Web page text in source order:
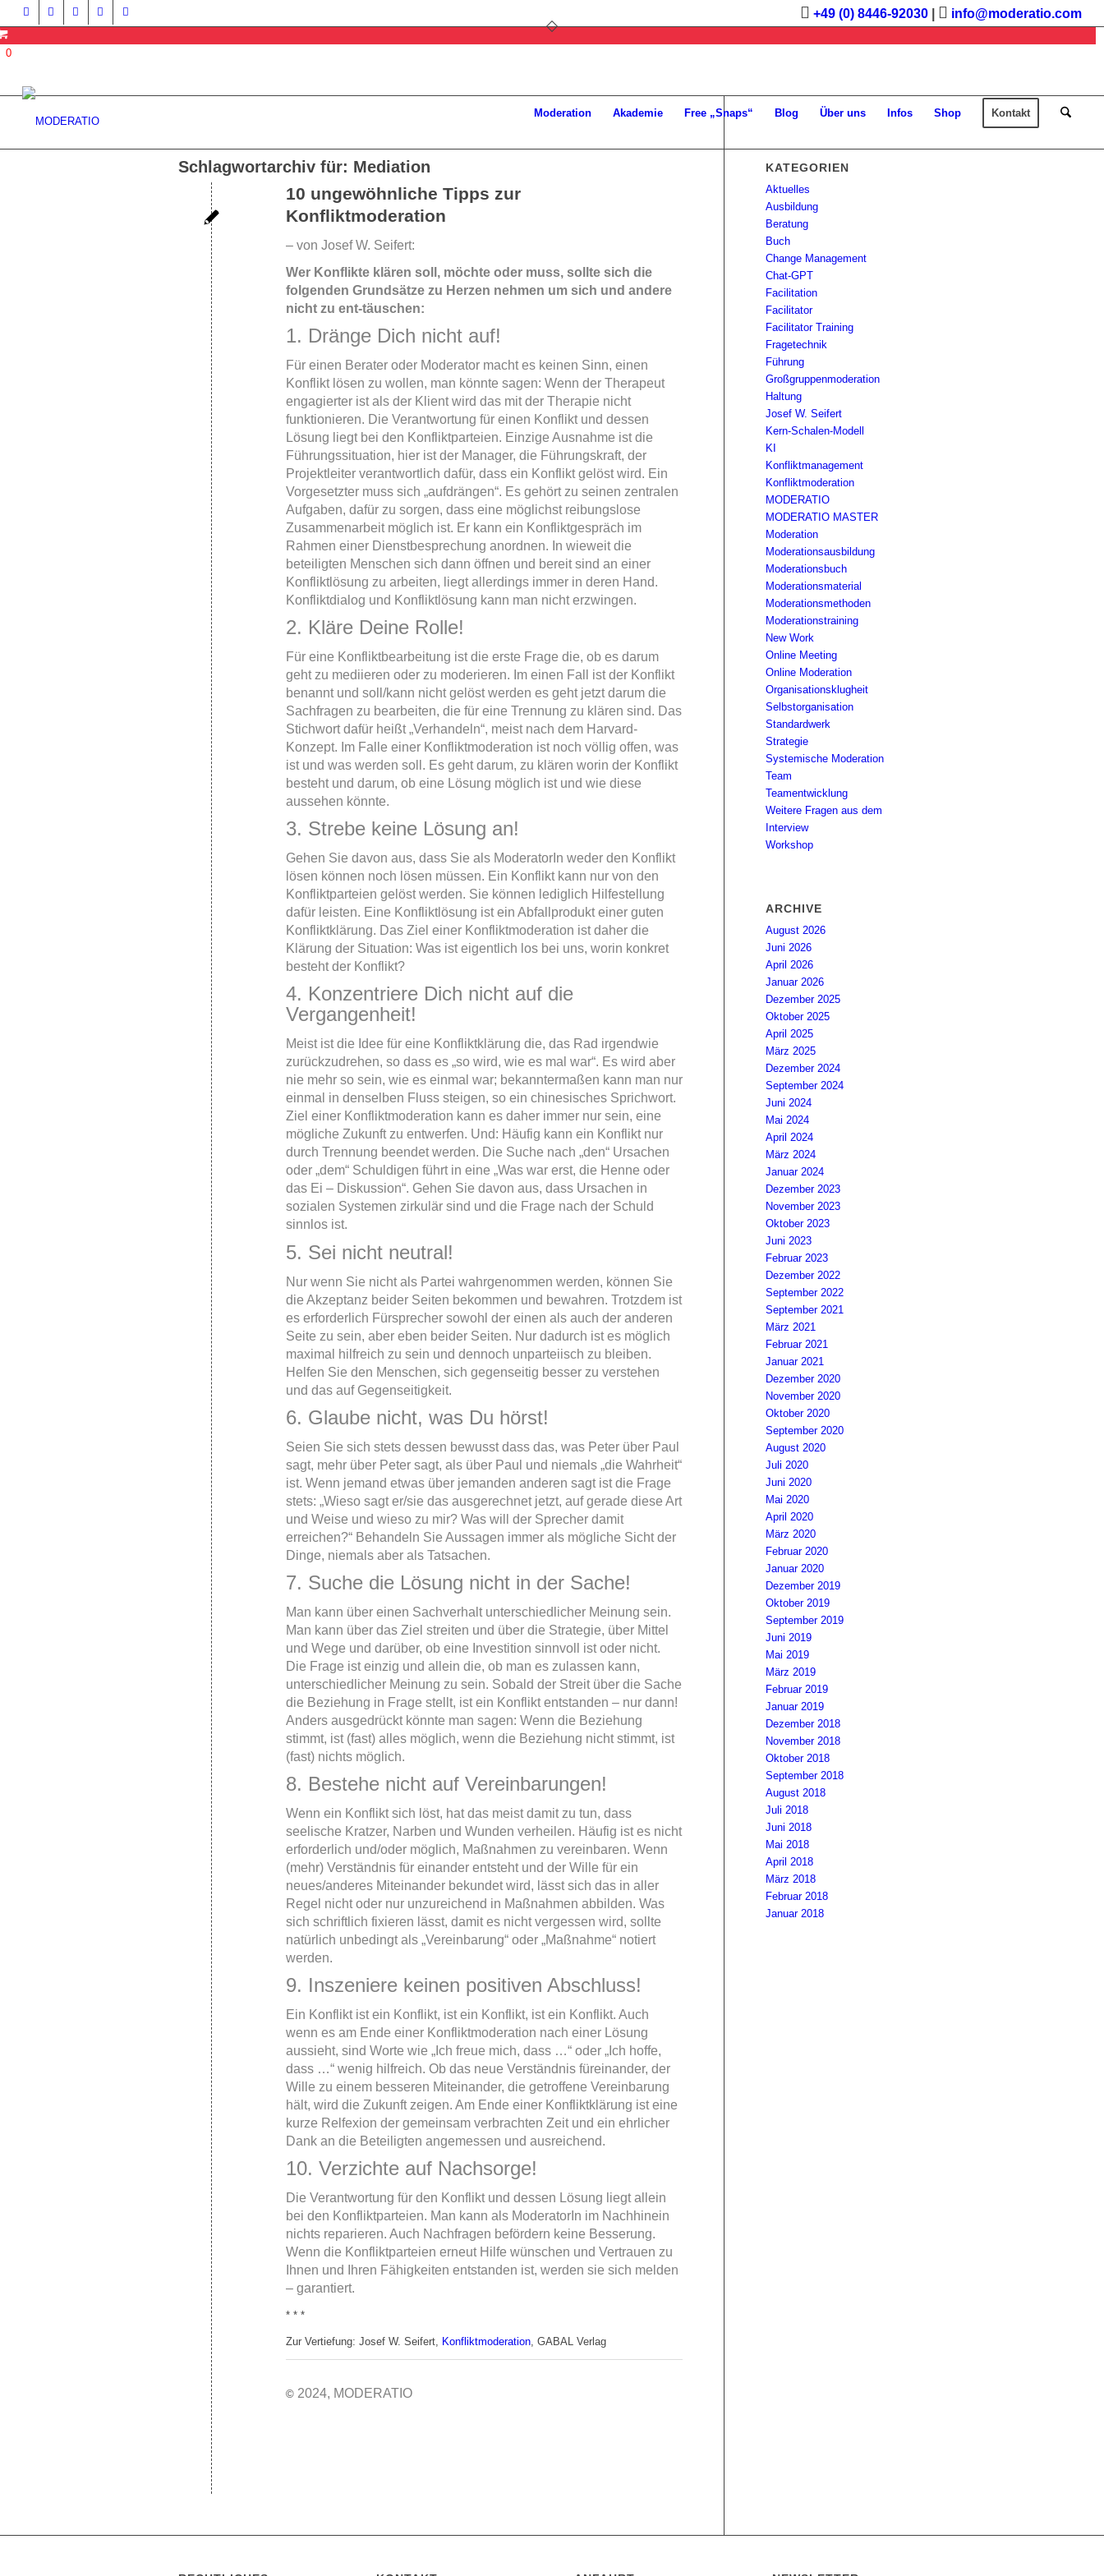
+49 (0) 8446-92030 info@moderatio.com
0
Moderation Akademie Free „Snaps“ Blog Über uns Infos Shop Kontakt
Schlagwortarchiv für: Mediation
10 ungewöhnliche Tipps zur
Konfliktmoderation
– von Josef W. Seifert:
Wer Konflikte klären soll, möchte oder muss, sollte sich die
folgenden Grundsätze zu Herzen nehmen um sich und andere
nicht zu ent-täuschen:
1. Dränge Dich nicht auf!
Für einen Berater oder Moderator macht es keinen Sinn, einen
Konflikt lösen zu wollen, man könnte sagen: Wenn der Therapeut
engagierter ist als der Klient wird das mit der Therapie nicht
funktionieren. Die Verantwortung für einen Konflikt und dessen
Lösung liegt bei den Konfliktparteien. Einzige Ausnahme ist die
Führungssituation, hier ist der Manager, die Führungskraft, der
Projektleiter verantwortlich dafür, dass ein Konflikt gelöst wird. Ein
Vorgesetzter muss sich „aufdrängen“. Es gehört zu seinen zentralen
Aufgaben, dafür zu sorgen, dass eine möglichst reibungslose
Zusammenarbeit möglich ist. Er kann ein Konfliktgespräch im
Rahmen einer Dienstbesprechung anordnen. In wieweit die
beteiligten Menschen sich dann öffnen und bereit sind an einer
Konfliktlösung zu arbeiten, liegt allerdings immer in deren Hand.
Konfliktdialog und Konfliktlösung kann man nicht erzwingen.
2. Kläre Deine Rolle!
Für eine Konfliktbearbeitung ist die erste Frage die, ob es darum
geht zu mediieren oder zu moderieren. Im einen Fall ist der Konflikt
benannt und soll/kann nicht gelöst werden es geht jetzt darum die
Sachfragen zu bearbeiten, die für eine Trennung zu klären sind. Das
Stichwort dafür heißt „Verhandeln“, meist nach dem Harvard-
Konzept. Im Falle einer Konfliktmoderation ist noch völlig offen, was
ist und was werden soll. Es geht darum, zu klären worin der Konflikt
besteht und darum, ob eine Lösung möglich ist und wie diese
aussehen könnte.
3. Strebe keine Lösung an!
Gehen Sie davon aus, dass Sie als ModeratorIn weder den Konflikt
lösen können noch lösen müssen. Ein Konflikt kann nur von den
Konfliktparteien gelöst werden. Sie können lediglich Hilfestellung
dafür leisten. Eine Konfliktlösung ist ein Abfallprodukt einer guten
Konfliktklärung. Das Ziel einer Konfliktmoderation ist daher die
Klärung der Situation: Was ist eigentlich los bei uns, worin konkret
besteht der Konflikt?
4. Konzentriere Dich nicht auf die
Vergangenheit!
Meist ist die Idee für eine Konfliktklärung die, das Rad irgendwie
zurückzudrehen, so dass es „so wird, wie es mal war“. Es wird aber
nie mehr so sein, wie es einmal war; bekanntermaßen kann man nur
einmal in denselben Fluss steigen, so ein chinesisches Sprichwort.
Ziel einer Konfliktmoderation kann es daher immer nur sein, eine
mögliche Zukunft zu entwerfen. Und: Häufig kann ein Konflikt nur
durch Trennung beendet werden. Die Suche nach „den“ Ursachen
oder „dem“ Schuldigen führt in eine „Was war erst, die Henne oder
das Ei – Diskussion“. Gehen Sie davon aus, dass Ursachen in
sozialen Systemen zirkulär sind und die Frage nach der Schuld
sinnlos ist.
5. Sei nicht neutral!
Nur wenn Sie nicht als Partei wahrgenommen werden, können Sie
die Akzeptanz beider Seiten bekommen und bewahren. Trotzdem ist
es erforderlich Fürsprecher sowohl der einen als auch der anderen
Seite zu sein, aber eben beider Seiten. Nur dadurch ist es möglich
maximal hilfreich zu sein und dennoch unparteiisch zu bleiben.
Helfen Sie den Menschen, sich gegenseitig besser zu verstehen
und das auf Gegenseitigkeit.
6. Glaube nicht, was Du hörst!
Seien Sie sich stets dessen bewusst dass das, was Peter über Paul
sagt, mehr über Peter sagt, als über Paul und niemals „die Wahrheit“
ist. Wenn jemand etwas über jemanden anderen sagt ist die Frage
stets: „Wieso sagt er/sie das ausgerechnet jetzt, auf gerade diese Art
und Weise und wieso zu mir? Was will der Sprecher damit
erreichen?“ Behandeln Sie Aussagen immer als mögliche Sicht der
Dinge, niemals aber als Tatsachen.
7. Suche die Lösung nicht in der Sache!
Man kann über einen Sachverhalt unterschiedlicher Meinung sein.
Man kann über das Ziel streiten und über die Strategie, über Mittel
und Wege und darüber, ob eine Investition sinnvoll ist oder nicht.
Die Frage ist einzig und allein die, ob man es zulassen kann,
unterschiedlicher Meinung zu sein. Sobald der Streit über die Sache
die Beziehung in Frage stellt, ist ein Konflikt entstanden – nur dann!
Anders ausgedrückt könnte man sagen: Wenn die Beziehung
stimmt, ist (fast) alles möglich, wenn die Beziehung nicht stimmt, ist
(fast) nichts möglich.
8. Bestehe nicht auf Vereinbarungen!
Wenn ein Konflikt sich löst, hat das meist damit zu tun, dass
seelische Kratzer, Narben und Wunden verheilen. Häufig ist es nicht
erforderlich und/oder möglich, Maßnahmen zu vereinbaren. Wenn
(mehr) Verständnis für einander entsteht und der Wille für ein
neues/anderes Miteinander bekundet wird, lässt sich das in aller
Regel nicht oder nur unzureichend in Maßnahmen abbilden. Was
sich schriftlich fixieren lässt, damit es nicht vergessen wird, sollte
natürlich unbedingt als „Vereinbarung“ oder „Maßnahme“ notiert
werden.
9. Inszeniere keinen positiven Abschluss!
Ein Konflikt ist ein Konflikt, ist ein Konflikt, ist ein Konflikt. Auch
wenn es am Ende einer Konfliktmoderation nach einer Lösung
aussieht, sind Worte wie „Ich freue mich, dass …“ oder „Ich hoffe,
dass …“ wenig hilfreich. Ob das neue Verständnis füreinander, der
Wille zu einem besseren Miteinander, die getroffene Vereinbarung
hält, wird die Zukunft zeigen. Am Ende einer Konfliktklärung ist eine
kurze Relfexion der gemeinsam verbrachten Zeit und ein ehrlicher
Dank an die Beteiligten angemessen und ausreichend.
10. Verzichte auf Nachsorge!
Die Verantwortung für den Konflikt und dessen Lösung liegt allein
bei den Konfliktparteien. Man kann als ModeratorIn im Nachhinein
nichts reparieren. Auch Nachfragen befördern keine Besserung.
Wenn die Konfliktparteien erneut Hilfe wünschen und Vertrauen zu
Ihnen und Ihren Fähigkeiten entstanden ist, werden sie sich melden
– garantiert.
* * *
Zur Vertiefung: Josef W. Seifert, Konfliktmoderation, GABAL Verlag
© 2024, MODERATIO
KATEGORIEN
Aktuelles
Ausbildung
Beratung
Buch
Change Management
Chat-GPT
Facilitation
Facilitator
Facilitator Training
Fragetechnik
Führung
Großgruppenmoderation
Haltung
Josef W. Seifert
Kern-Schalen-Modell
KI
Konfliktmanagement
Konfliktmoderation
MODERATIO
MODERATIO MASTER
Moderation
Moderationsausbildung
Moderationsbuch
Moderationsmaterial
Moderationsmethoden
Moderationstraining
New Work
Online Meeting
Online Moderation
Organisationsklugheit
Selbstorganisation
Standardwerk
Strategie
Systemische Moderation
Team
Teamentwicklung
Weitere Fragen aus dem
Interview
Workshop
ARCHIVE
August 2026
Juni 2026
April 2026
Januar 2026
Dezember 2025
Oktober 2025
April 2025
März 2025
Dezember 2024
September 2024
Juni 2024
Mai 2024
April 2024
März 2024
Januar 2024
Dezember 2023
November 2023
Oktober 2023
Juni 2023
Februar 2023
Dezember 2022
September 2022
September 2021
März 2021
Februar 2021
Januar 2021
Dezember 2020
November 2020
Oktober 2020
September 2020
August 2020
Juli 2020
Juni 2020
Mai 2020
April 2020
März 2020
Februar 2020
Januar 2020
Dezember 2019
Oktober 2019
September 2019
Juni 2019
Mai 2019
März 2019
Februar 2019
Januar 2019
Dezember 2018
November 2018
Oktober 2018
September 2018
August 2018
Juli 2018
Juni 2018
Mai 2018
April 2018
März 2018
Februar 2018
Januar 2018